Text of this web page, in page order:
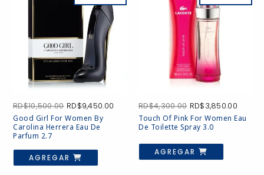
cantidad
RD$10,500.00 El
precio
original
RD$9,450.00
precio
actual
RD$9,450.00.
Good Girl For Women By
Carolina Herrera Eau De
Parfum 2.7
AGREGAR
RD$4,300.00 El
precio
original
era:
RD$4,300.00.
RD$3,850.00El
precio
actual
Touch Of Pink For Women Eau
De Toilette Spray 3.0
AGREGAR